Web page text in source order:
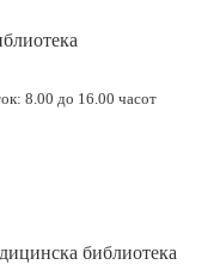
8.00 до 16.00 часот
библиотека